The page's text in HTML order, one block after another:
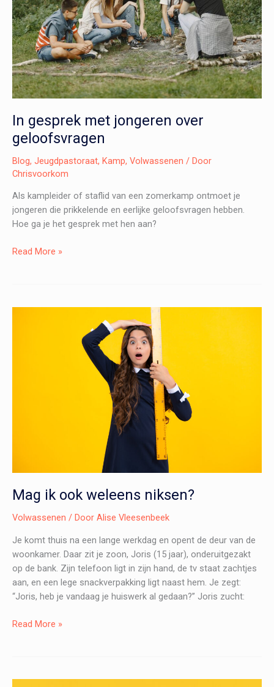
In gesprek met jongeren over
geloofsvragen
Blog, Jeugdpastoraat, Kamp, Volwassenen / Door
Chrisvoorkom
Als kampleider of staflid van een zomerkamp ontmoet je
jongeren die prikkelende en eerlijke geloofsvragen hebben.
Hoe ga je het gesprek met hen aan?
In
over
Read More »
Mag ik ook weleens niksen?
Volwassenen / Door Alise Vleesenbeek
Je komt thuis na een lange werkdag en opent de deur van de
woonkamer. Daar zit je zoon, Joris (15 jaar), onderuitgezakt
op de bank. Zijn telefoon ligt in zijn hand, de tv staat zachtjes
aan, en een lege snackverpakking ligt naast hem. Je zegt:
“Joris, heb je vandaag je huiswerk al gedaan?” Joris zucht:
Mag
niksen?
Read More »